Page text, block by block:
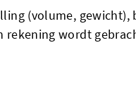
(volume,
rekening wordt